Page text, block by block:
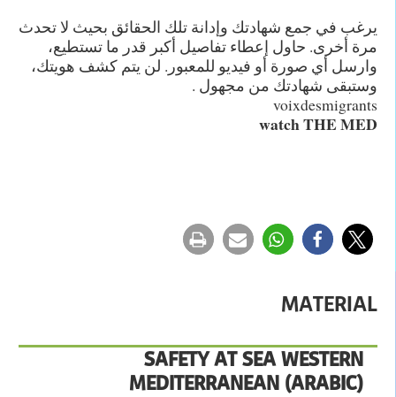
يرغب في جمع شهادتك وإدانة تلك الحقائق بحيث لا تحدث
مرة أخرى. حاول إعطاء تفاصيل أكبر قدر ما تستطيع،
وارسل أي صورة أو فيديو للمعبور. لن يتم كشف هويتك،
وستبقى شهادتك من مجهول .
voixdesmigrants
watchTHE MED
MATERIAL
SAFETY AT SEA WESTERN
MEDITERRANEAN (ARABIC)